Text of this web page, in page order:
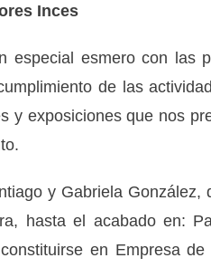
Inces
especial esmero con las
de las
y exposiciones que nos
y Gabriela
hasta el acabado en:
en Empresa